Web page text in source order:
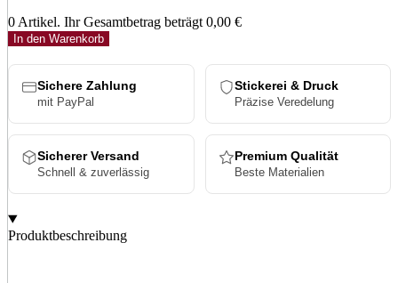
0 Artikel. Ihr Gesamtbetrag beträgt 0,00 €
In den Warenkorb
Sichere Zahlung
mit PayPal
Stickerei & Druck
Präzise Veredelung
Sicherer Versand
Schnell & zuverlässig
Premium Qualität
Beste Materialien
Produktbeschreibung